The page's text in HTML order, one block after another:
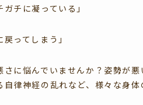
チに凝っている」
ってしまう」
に悩んでいませんか？姿勢が
律神経の乱れなど、様々な身体